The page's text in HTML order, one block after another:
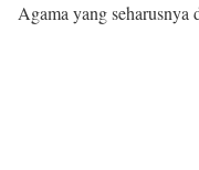
Agama yang seharusnya